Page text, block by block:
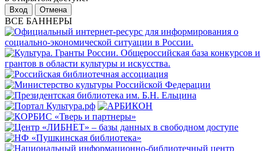
Отмена
ВСЕ БАННЕРЫ